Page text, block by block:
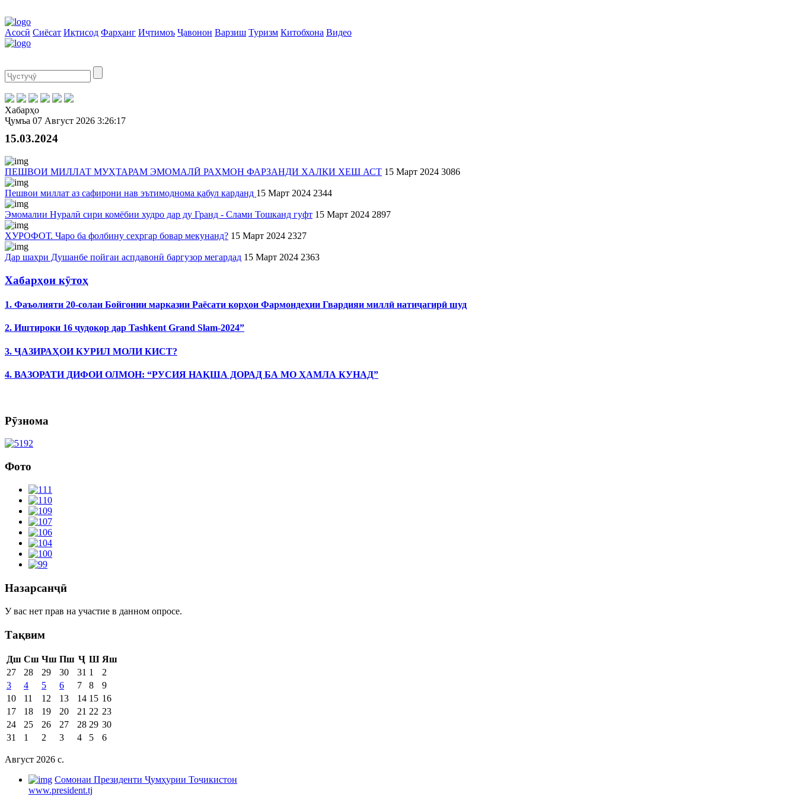
Асосӣ Сиёсат Иқтисод Фарҳанг Иҷтимоъ Ҷавонон Варзиш Туризм Китобхона Видео
Хабарҳо
Ҷумъа 07 Август 2026 3:26:17
15.03.2024
ПЕШВОИ МИЛЛАТ МУҲТАРАМ ЭМОМАЛӢ РАҲМОН ФАРЗАНДИ ХАЛҚИ ХЕШ АСТ 15 Март 2024 3086
Пешвои миллат аз сафирони нав эътимоднома қабул карданд 15 Март 2024 2344
Эмомалии Нуралӣ сири комёбии худро дар ду Гранд - Слами Тошканд гуфт 15 Март 2024 2897
ХУРОФОТ. Чаро ба фолбину сеҳргар бовар мекунанд? 15 Март 2024 2327
Дар шаҳри Душанбе пойгаи аспдавонӣ баргузор мегардад 15 Март 2024 2363
Хабарҳои кӯтоҳ
1. Фаъолияти 20-солаи Бойгонии марказии Раёсати корҳои Фармондеҳии Гвардияи миллӣ натиҷагирӣ шуд
2. Иштироки 16 ҷудокор дар Tashkent Grand Slam-2024”
3. ҶАЗИРАҲОИ КУРИЛ МОЛИ КИСТ?
4. ВАЗОРАТИ ДИФОИ ОЛМОН: “РУСИЯ НАҚША ДОРАД БА МО ҲАМЛА КУНАД”
Рӯзнома
Фото
Назарсанҷӣ
У вас нет прав на участие в данном опросе.
Тақвим
Дш Сш Чш Пш Ҷ Ш Яш
27
28 29 30 31 1
2
3
4 5 6 7 8
9
10
11 12 13 14 15 16
17
18 19 20 21 22 23
24
25 26 27 28 29 30
31
1 2 3 4 5 6
Август 2026 c.
Cомонаи Президенти Ҷумҳурии Тоҷикистон
www.president.tj